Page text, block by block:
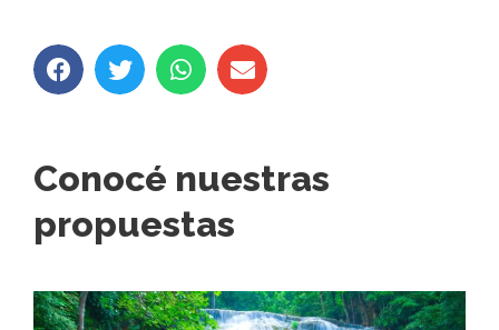
Conocé nuestras
propuestas